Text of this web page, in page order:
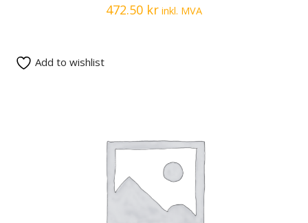
472.50 kr inkl. MVA
Add to wishlist